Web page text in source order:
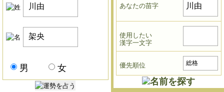
男 女
あなたの苗字
使用したい
漢字一文字
優先順位